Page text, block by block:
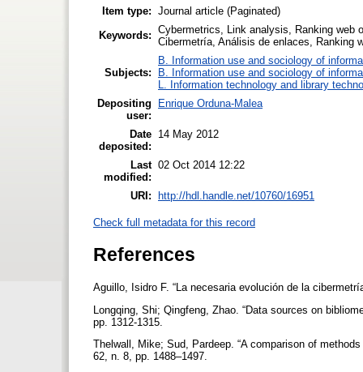
Item type: Journal article (Paginated)
Keywords: Cybermetrics, Link analysis, Ranking web
Cibermetría, Análisis de enlaces, Ranking
Subjects:
B. Information use and sociology of
B. Information use and sociology of
L. Information technology and library
Depositing
user:
Enrique Orduna-Malea
Date
deposited:
14 May 2012
Last
modified:
02 Oct 2014 12:22
URI: http://hdl.handle.net/10760/16951
Check full metadata for this record
References
Aguillo, Isidro F. “La necesaria evolución de la
Longqing, Shi; Qingfeng, Zhao. “Data sources on
pp. 1312-1315.
Thelwall, Mike; Sud, Pardeep. “A comparison of
62, n. 8, pp. 1488–1497.